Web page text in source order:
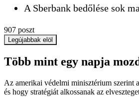
A Sberbank bedőlése sok
907 poszt
Legújabbak elöl
Több mint egy napja
Az amerikai védelmi minisztérium szerint
és hogy stratégiát alkossanak az